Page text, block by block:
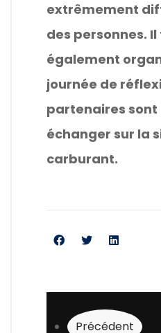
extrêmement
des personnes.
également
journée de
partenaires sont
échanger sur la
carburant.
Article
Précédent